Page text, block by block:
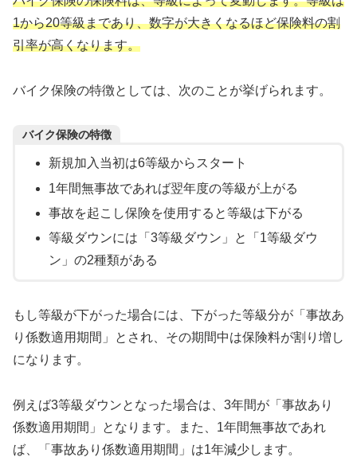
1から20等級まであり、数字が大きくなるほど保険料の割
引率が高くなります。
バイク保険の特徴としては、次のことが挙げられます。
バイク保険の特徴
新規加入当初は6等級からスタート
1年間無事故であれば翌年度の等級が上がる
事故を起こし保険を使用すると等級は下がる
等級ダウンには「3等級ダウン」と「1等級ダウ
ン」の2種類がある
もし等級が下がった場合には、下がった等級分が「事故あ
り係数適用期間」とされ、その期間中は保険料が割り増し
になります。
例えば3等級ダウンとなった場合は、3年間が「事故あり
係数適用期間」となります。また、1年間無事故であれ
ば、「事故あり係数適用期間」は1年減少します。